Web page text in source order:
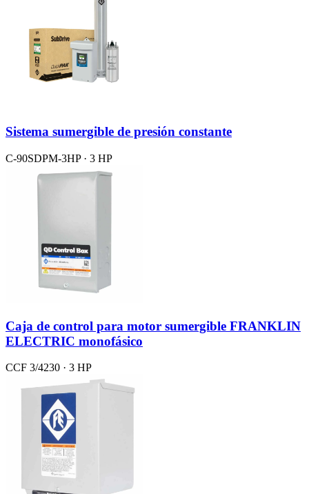
Sistema sumergible de presión constante
C-90SDPM-3HP · 3 HP
Caja de control para motor sumergible FRANKLIN
ELECTRIC monofásico
CCF 3/4230 · 3 HP